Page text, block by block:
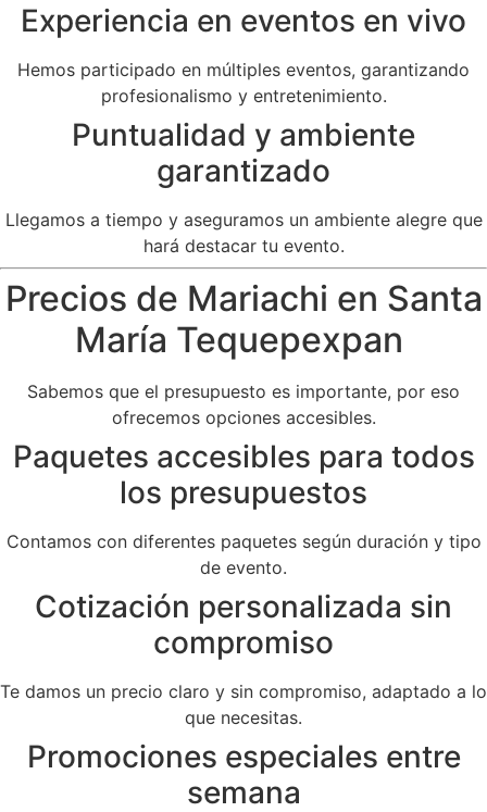
Experiencia en eventos en vivo
Hemos participado en múltiples eventos, garantizando
profesionalismo y entretenimiento.
Puntualidad y ambiente
garantizado
Llegamos a tiempo y aseguramos un ambiente alegre que
hará destacar tu evento.
Precios de Mariachi en Santa
María Tequepexpan
Sabemos que el presupuesto es importante, por eso
ofrecemos opciones accesibles.
Paquetes accesibles para todos
los presupuestos
Contamos con diferentes paquetes según duración y tipo
de evento.
Cotización personalizada sin
compromiso
Te damos un precio claro y sin compromiso, adaptado a lo
que necesitas.
Promociones especiales entre
semana